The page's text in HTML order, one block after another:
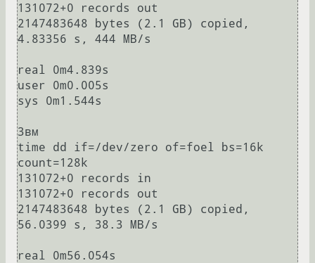
131072+0 records out
2147483648 bytes (2.1 GB) copied,
4.83356 s, 444 MB/s
real 0m4.839s
user 0m0.005s
sys 0m1.544s
3вм
time dd if=/dev/zero of=foel bs=16k
count=128k
131072+0 records in
131072+0 records out
2147483648 bytes (2.1 GB) copied,
56.0399 s, 38.3 MB/s
real 0m56.054s